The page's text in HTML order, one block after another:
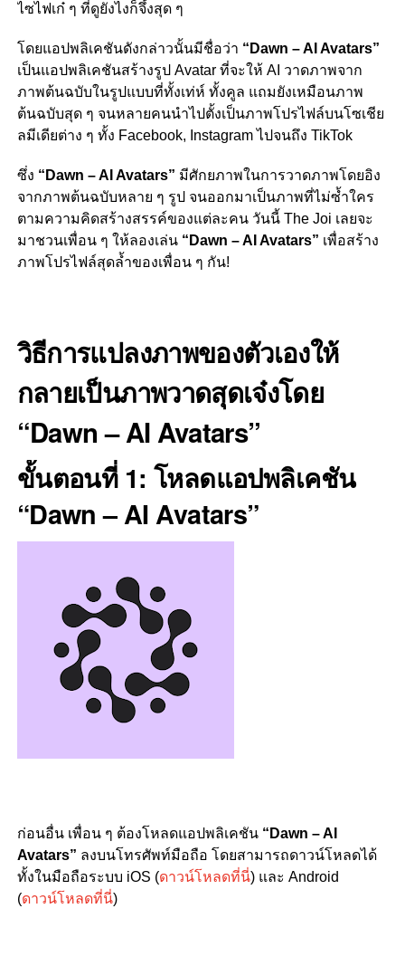
ไซไฟเก๋ ๆ ที่ดูยังไงก็จึ้งสุด ๆ
โดยแอปพลิเคชันดังกล่าวนั้นมีชื่อว่า “Dawn – AI Avatars”
เป็นแอปพลิเคชันสร้างรูป Avatar ที่จะให้ AI วาดภาพจาก
ภาพต้นฉบับในรูปแบบที่ทั้งเท่ห์ ทั้งคูล แถมยังเหมือนภาพ
ต้นฉบับสุด ๆ จนหลายคนนำไปตั้งเป็นภาพโปรไฟล์บนโซเชีย
ลมีเดียต่าง ๆ ทั้ง Facebook, Instagram ไปจนถึง TikTok
ซึ่ง “Dawn – AI Avatars” มีศักยภาพในการวาดภาพโดยอิง
จากภาพต้นฉบับหลาย ๆ รูป จนออกมาเป็นภาพที่ไม่ซ้ำใคร
ตามความคิดสร้างสรรค์ของแต่ละคน วันนี้ The Joi เลยจะ
มาชวนเพื่อน ๆ ให้ลองเล่น “Dawn – AI Avatars” เพื่อสร้าง
ภาพโปรไฟล์สุดล้ำของเพื่อน ๆ กัน!
วิธีการแปลงภาพของตัวเองให้
กลายเป็นภาพวาดสุดเจ๋งโดย
“Dawn – AI Avatars”
ขั้นตอนที่ 1: โหลดแอปพลิเคชัน
“Dawn – AI Avatars”
ก่อนอื่น เพื่อน ๆ ต้องโหลดแอปพลิเคชัน “Dawn – AI
Avatars” ลงบนโทรศัพท์มือถือ โดยสามารถดาวน์โหลดได้
ทั้งในมือถือระบบ iOS (ดาวน์โหลดที่นี่) และ Android
(ดาวน์โหลดที่นี่)